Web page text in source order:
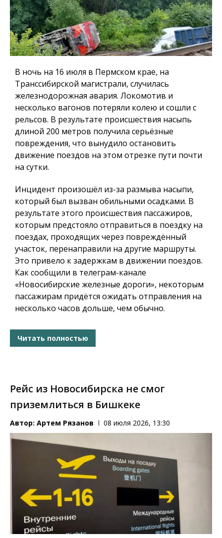
В ночь на 16 июля в Пермском крае, на
Транссибирской магистрали, случилась
железнодорожная авария. Локомотив и
несколько вагонов потеряли колею и сошли с
рельсов. В результате происшествия насыпь
длиной 200 метров получила серьёзные
повреждения, что вынудило остановить
движение поездов на этом отрезке пути почти
на сутки.
Инцидент произошёл из-за размыва насыпи,
который был вызван обильными осадками. В
результате этого происшествия пассажиров,
которым предстояло отправиться в поездку на
поездах, проходящих через повреждённый
участок, перенаправили на другие маршруты.
Это привело к задержкам в движении поездов.
Как сообщили в телеграм-канале
«Новосибирские железные дороги», некоторым
пассажирам придётся ожидать отправления на
несколько часов дольше, чем обычно.
Читать полностью
Рейс из Новосибирска не смог
приземлиться в Бишкеке
Автор: Артем Рязанов 08 июля 2026, 13:30